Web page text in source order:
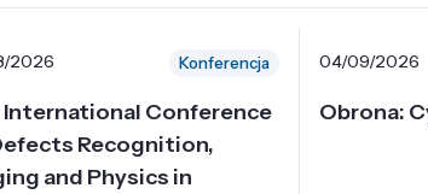
2026 Konferencja
International Conference
Recognition,
and Physics in
04/09/2026
Obrona: